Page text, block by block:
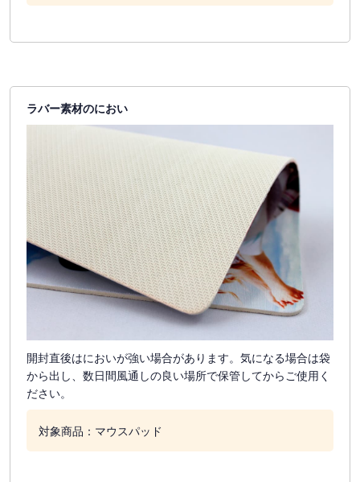
ラバー素材のにおい
開封直後はにおいが強い場合があります。気になる場合は袋
から出し、数日間風通しの良い場所で保管してからご使用く
ださい。
対象商品：マウスパッド